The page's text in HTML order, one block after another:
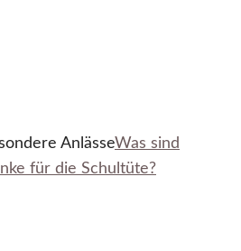
AnlässeWas sind
für die Schultüte?